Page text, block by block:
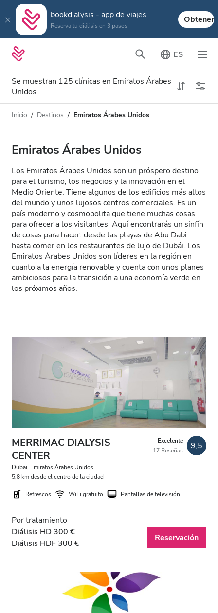
bookdialysis - app de viajes
Reserva tu diálisis en 3 pasos
Obtener
ES
Se muestran 125 clínicas en Emiratos Árabes
Unidos
Tipo de diálisis
Todas las diálisis
Diálisis HDF
Acepta
Pacientes con VIH
Pacientes con hepatitis B
Pacientes con hepatitis C
Refrescos
Pantallas de televisión
Estacionamiento gratuito
Precio
EUR 100 - 200
Distancia
Precio
Inicio Destinos Emiratos Árabes Unidos
Emiratos Árabes Unidos
Los Emiratos Árabes Unidos son un próspero destino
para el turismo, los negocios y la innovación en el
Medio Oriente. Tiene algunos de los edificios más altos
del mundo y unos lujosos centros comerciales. Es un
país moderno y cosmopolita que tiene muchas cosas
para ofrecer a los visitantes. Aquí encontrarás un sinfín
de cosas para hacer: desde las playas de Abu Dabi
hasta comer en los restaurantes de lujo de Dubái. Los
Emiratos Árabes Unidos son líderes en la región en
cuanto a la energía renovable y cuenta con unos planes
ambiciosos para la transición a una economía verde en
los próximos años.
MERRIMAC DIALYSIS
CENTER
Dubai, Emiratos Árabes Unidos
5,8 km desde el centro de la ciudad
Excelente
17 Reseñas
9,5
Refrescos WiFi gratuito Pantallas de televisión
Por tratamiento
Diálisis HD 300 €
Diálisis HDF 300 €
Reservación